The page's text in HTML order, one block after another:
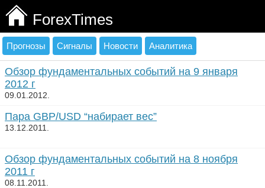
ForexTimes
Прогнозы Сигналы Новости Аналитика
Обзор фундаментальных событий на 9 января
2012 г
09.01.2012.
Пара GBP/USD “набирает вес”
13.12.2011.
Обзор фундаментальных событий на 8 ноября
2011 г
08.11.2011.